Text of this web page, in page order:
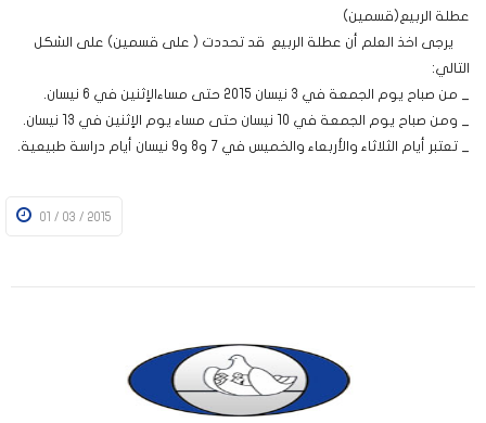
عطلة الربيع(قسمين)
يرجى اخذ العلم أن عطلة الربيع قد تحددت ( على قسمين) على الشكل
التالي:
_ من صباح يوم الجمعة في 3 نيسان 2015 حتى مساءالإثنين في 6 نيسان.
_ ومن صباح يوم الجمعة في 10 نيسان حتى مساء يوم الإثنين في 13 نيسان.
_ تعتبر أيام الثلاثاء والأربعاء والخميس في 7 و8 و9 نيسان أيام دراسة طبيعية.
01 / 03 / 2015